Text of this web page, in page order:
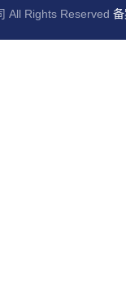
All Rights Reserved